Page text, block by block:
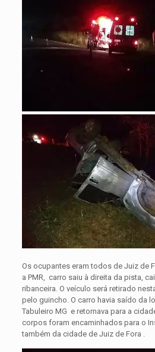
Os ocupantes eram todos de Juiz de
a PMR, carro saiu à direita da pista,
ribanceira. O veículo será retirado
pelo guincho. O carro havia saído da
Tabuleiro MG e retornava para a
corpos foram encaminhados para o
também da cidade de Juiz de Fora .